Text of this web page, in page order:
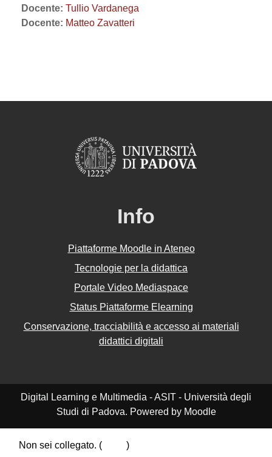
Docente: Tullio Vardanega
Docente: Matteo Zavatteri
Info
Piattaforme Moodle in Ateneo
Tecnologie per la didattica
Portale Video Mediaspace
Status Piattaforme Elearning
Conservazione, tracciabilità e accesso ai materiali
didattici digitali
Digital Learning e Multimedia - ASIT - Università degli
Studi di Padova. Powered by Moodle
Non sei collegato. (
)